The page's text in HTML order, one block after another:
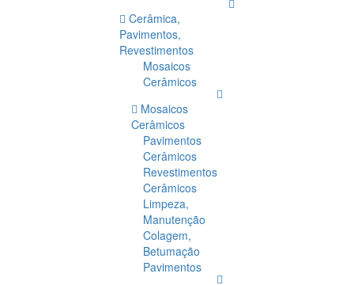
Cerâmica,
Pavimentos,
Revestimentos
Mosaicos
Cerâmicos
Mosaicos
Cerâmicos
Pavimentos
Cerâmicos
Revestimentos
Cerâmicos
Limpeza,
Manutenção
Colagem,
Betumação
Pavimentos